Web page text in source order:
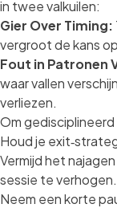
in twee valkuilen:
Gier Over Timing:
vergroot de kans
Fout in Patronen
waar vallen
verliezen.
Om gedisciplineerd
Houd je
Vermijd het
sessie te verhogen.
Neem een korte